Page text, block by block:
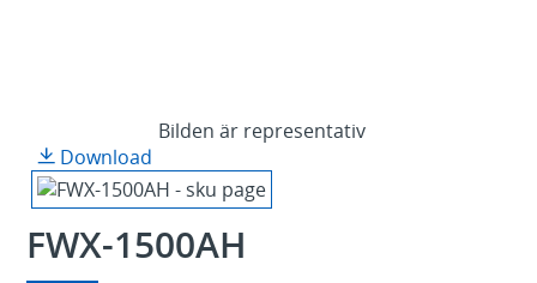
Bilden är representativ
Download
FWX-1500AH